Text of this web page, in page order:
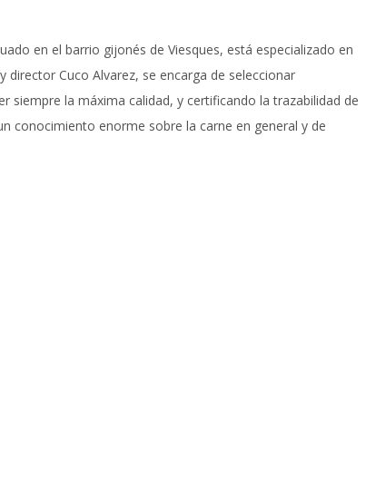
en el barrio gijonés de Viesques, está especializado en
director Cuco Alvarez, se encarga de seleccionar
siempre la máxima calidad, y certificando la trazabilidad de
conocimiento enorme sobre la carne en general y de